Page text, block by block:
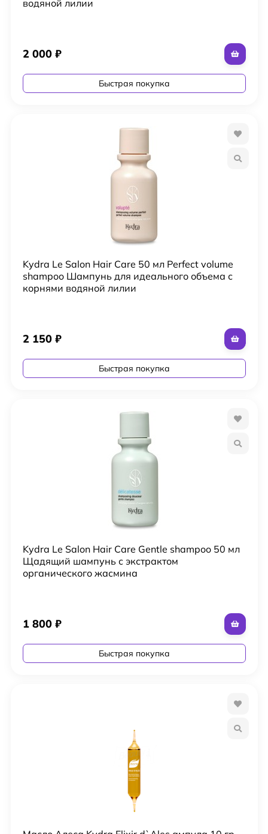
водяной лилии
2 000 ₽
Быстрая покупка
Kydra Le Salon Hair Care 50 мл Perfect volume
shampoo Шампунь для идеального объема с
корнями водяной лилии
2 150 ₽
Быстрая покупка
Kydra Le Salon Hair Care Gentle shampoo 50 мл
Щадящий шампунь с экстрактом
органического жасмина
1 800 ₽
Быстрая покупка